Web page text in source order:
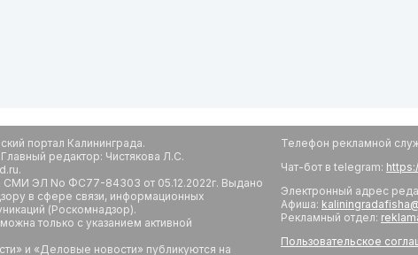
портал Калининграда.
редактор: Чистякова Л.С.
СМИ ЭЛ No ФС77-84303 от 05.12.2022г. Выдано
в сфере связи, информационных
(Роскомнадзор).
только с указанием активной
и «Деловые новости» публикуются на
Телефон рекламной
Чат-бот в telegram:
Электронный адрес
Афиша:
Рекламный отдел:
Пользовательское